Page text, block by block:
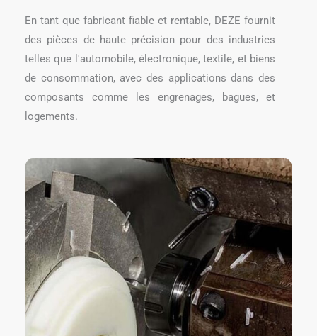
En tant que fabricant fiable et rentable, DEZE fournit
des pièces de haute précision pour des industries
telles que l'automobile, électronique, textile, et biens
de consommation, avec des applications dans des
composants comme les engrenages, bagues, et
logements.